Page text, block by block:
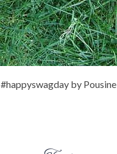
#happyswagday by Pousine